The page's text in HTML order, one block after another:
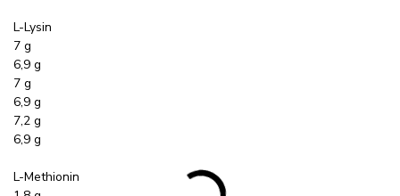
L-Lysin
7 g
6,9 g
7 g
6,9 g
7,2 g
6,9 g
L-Methionin